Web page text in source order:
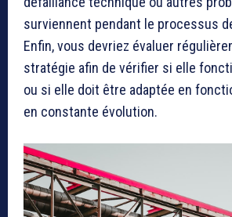
surviennent pendant le processus
Enfin, vous devriez évaluer
stratégie afin de vérifier si elle
ou si elle doit être adaptée en
en constante évolution.